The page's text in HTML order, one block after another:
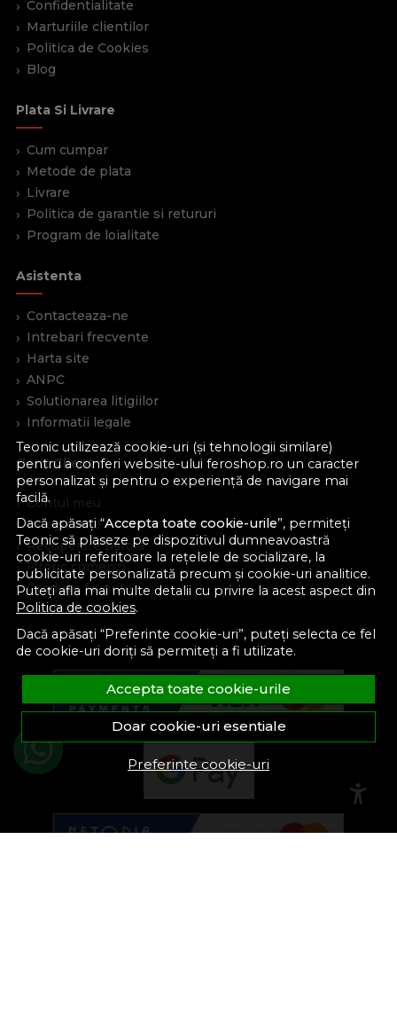
Teonic utilizează cookie-uri (și tehnologii similare)
pentru a conferi website-ului feroshop.ro un caracter
personalizat și pentru o experiență de navigare mai
facilă.
Dacă apăsați “Accepta toate cookie-urile”, permiteți
Teonic să plaseze pe dispozitivul dumneavoastră
cookie-uri referitoare la rețelele de socializare, la
publicitate personalizată precum și cookie-uri analitice.
Puteți afla mai multe detalii cu privire la acest aspect din
Politica de cookies.
Dacă apăsați “Preferinte cookie-uri”, puteți selecta ce fel
de cookie-uri doriți să permiteți a fi utilizate.
Accepta toate cookie-urile
Doar cookie-uri esentiale
Preferinte cookie-uri
Confidentialitate
Marturiile clientilor
Politica de Cookies
Blog
Plata Si Livrare
Cum cumpar
Metode de plata
Livrare
Politica de garantie si retururi
Program de loialitate
Asistenta
Contacteaza-ne
Intrebari frecvente
Harta site
ANPC
Solutionarea litigiilor
Informatii legale
Cont Client
Contul meu
Inregistrare
Recuperare parola
Istoric comenzi
Produse favorite
Devino partener